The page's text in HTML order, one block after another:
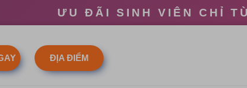
ƯU ĐÃI SINH VIÊN CHỈ
ĐỊA ĐIỂM